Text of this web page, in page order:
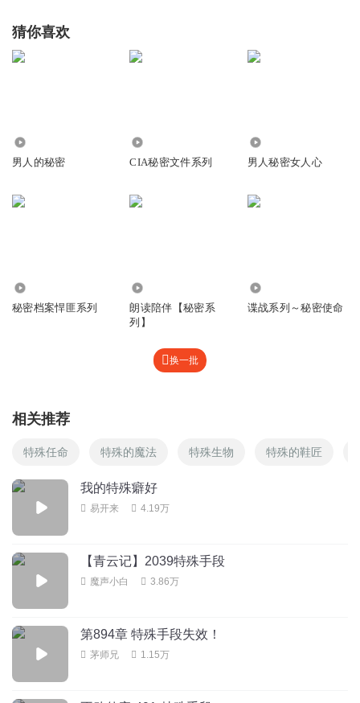
猜你喜欢
男人的秘密 CIA秘密文件系列 男人秘密女人心
秘密档案悍匪系列
朗读陪伴【秘密系
列】
谍战系列～秘密使命
换一批
相关推荐
特殊任命 特殊的魔法 特殊生物 特殊的鞋匠
我的特殊癖好
易开来 4.19万
【青云记】2039特殊手段
魔声小白 3.86万
第894章 特殊手段失效！
茅师兄 1.15万